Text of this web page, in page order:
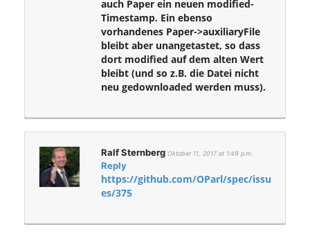
auch Paper ein neuen modified-
Timestamp. Ein ebenso
vorhandenes Paper->auxiliaryFile
bleibt aber unangetastet, so dass
dort modified auf dem alten Wert
bleibt (und so z.B. die Datei nicht
neu gedownloaded werden muss).
Ralf Sternberg Oktober 11, 2017 at 1:49 p.m.
Reply
https://github.com/OParl/spec/issu
es/375